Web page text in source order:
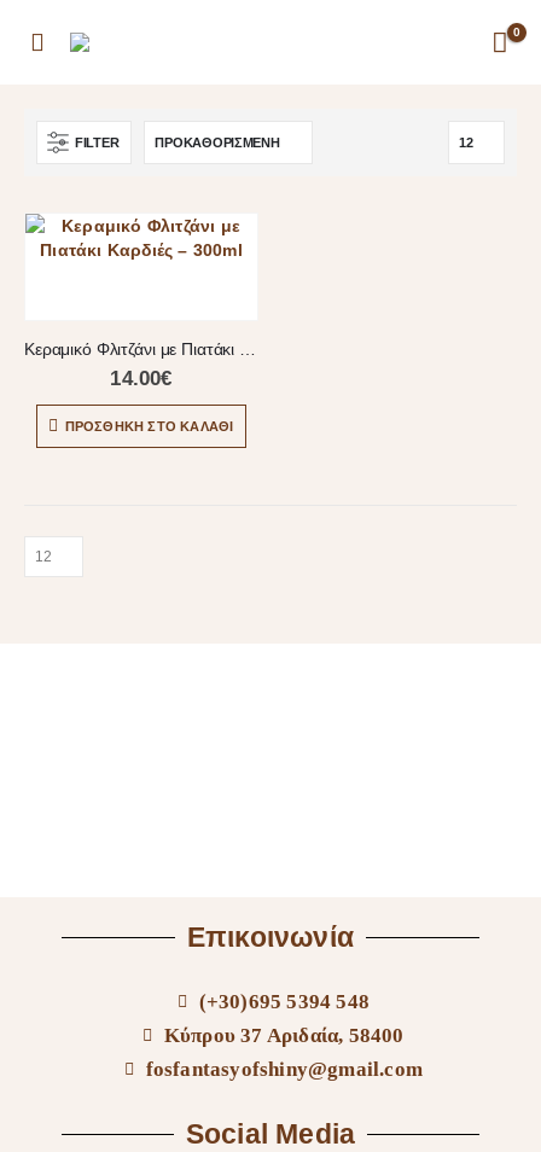
0
FILTER
14.00€
ΠΡΟΣΘΉΚΗ ΣΤΟ ΚΑΛΆΘΙ
Επικοινωνία
(+30)695 5394 548
Κύπρου 37 Αριδαία, 58400
fosfantasyofshiny@gmail.com
Social Media